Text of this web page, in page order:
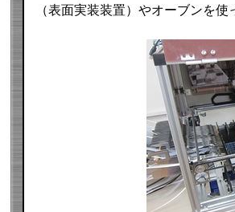
（表面実装装置）やオーブンを使